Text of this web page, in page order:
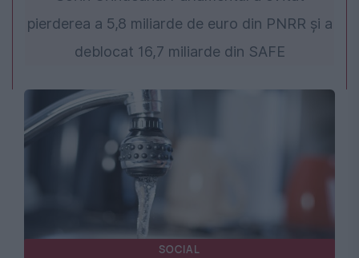
pierderea a 5,8 miliarde de euro din PNRR și a
deblocat 16,7 miliarde din SAFE
SOCIAL